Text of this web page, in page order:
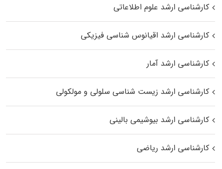
کارشناسی ارشد علوم اطلاعاتی
کارشناسی ارشد اقیانوس‌ شناسی فیزیکی
کارشناسی ارشد آمار
کارشناسی ارشد زیست شناسی سلولی و مولکولی
کارشناسی ارشد بیوشیمی بالینی
کارشناسی ارشد ریاضی